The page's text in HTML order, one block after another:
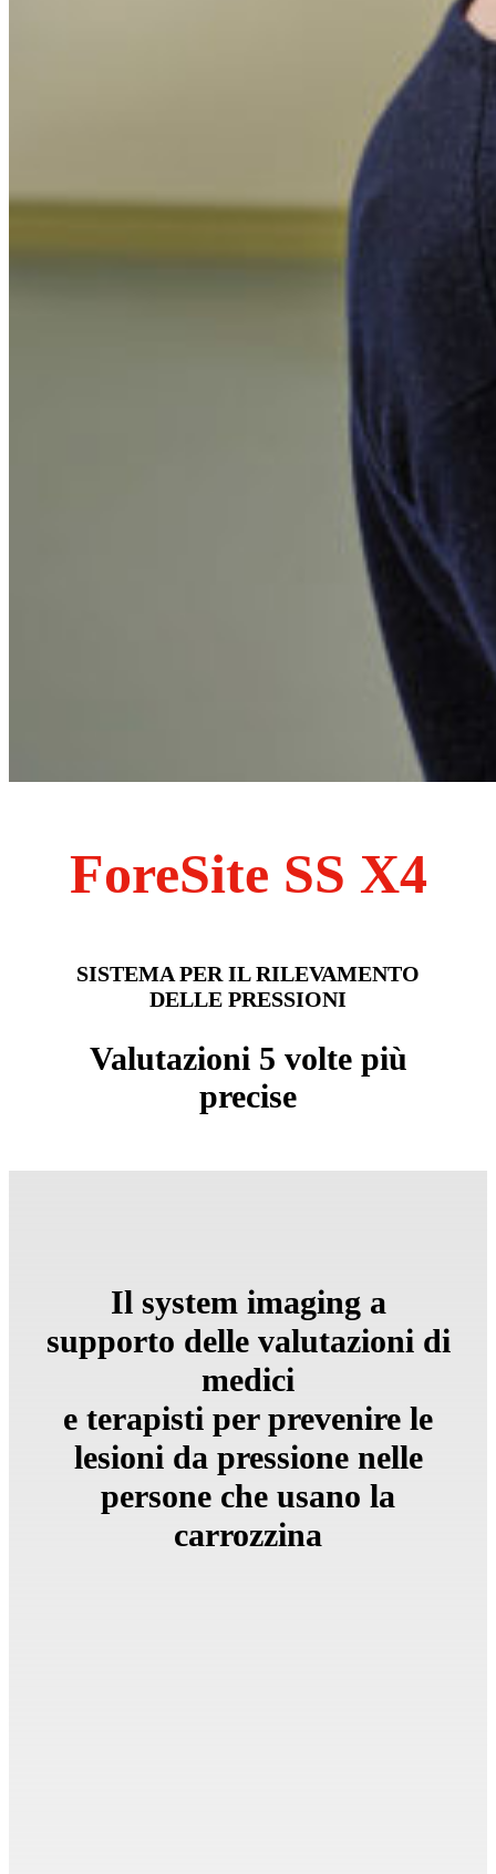
ForeSite SS X4
SISTEMA PER IL RILEVAMENTO
DELLE PRESSIONI
Valutazioni 5 volte più
precise
Il system imaging a
supporto delle valutazioni di
medici
e terapisti per prevenire le
lesioni da pressione nelle
persone che usano la
carrozzina